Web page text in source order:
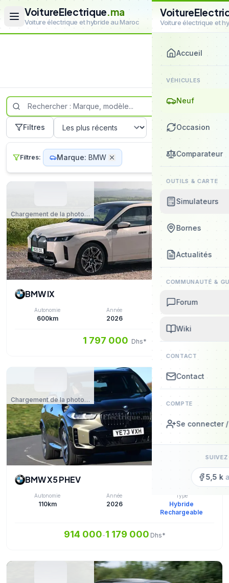
VoitureElectrique.ma
Voiture électrique et hybride au Maroc Voiture électrique et
Accueil
VÉHICULES
Neuf
Occasion
Comparateur
OUTILS & CARTE
Simulateurs
Bornes
Actualités
COMMUNAUTÉ &
Forum
Wiki
CONTACT
Contact
COMPTE
Se connecter
5,5 k
Filtres
Filtres: Marque: BMW
Chargement de la photo…
BMW IX
Autonomie
600km
Année
2026
1 797 000 Dhs*
Chargement de la photo…
BMW X5 PHEV
Autonomie
110km
Année
2026
Type
Hybride
Rechargeable
914 000-1 179 000 Dhs*